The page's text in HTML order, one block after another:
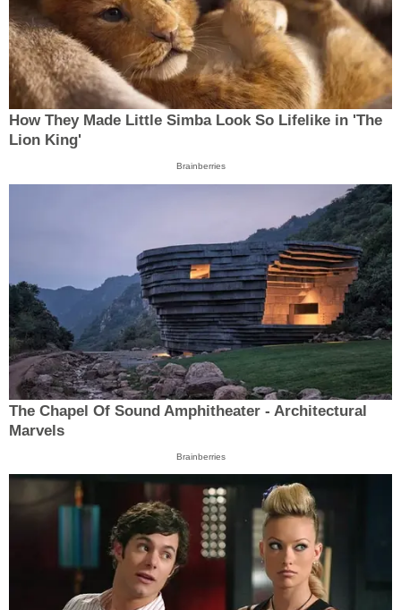
How They Made Little Simba Look So Lifelike in 'The
Lion King'
Brainberries
The Chapel Of Sound Amphitheater - Architectural
Marvels
Brainberries